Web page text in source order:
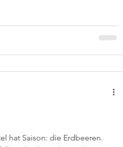
hat Saison: die Erdbeeren.